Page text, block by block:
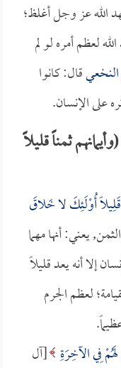
فعهد الله عز وجل أغلظ؛
لعظم أمره لو لم
النخعيقال: كانوا
على الإنسان.
ثمناً قليلاً
قَلِيلًا أُوْلَئِكَ لا خَلاقَ
في الثمن, يعني: أنها مهما
إلا أنه يعد قليلاً
لعظم الجرم
فِي الآخِرَةِ [آل